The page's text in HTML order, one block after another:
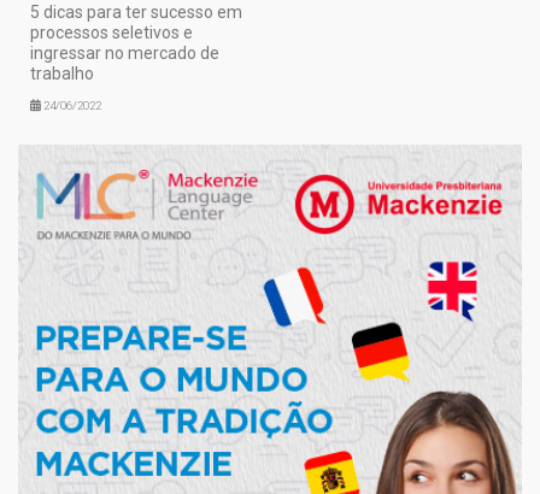
5 dicas para ter sucesso em
processos seletivos e
ingressar no mercado de
trabalho
24/06/2022